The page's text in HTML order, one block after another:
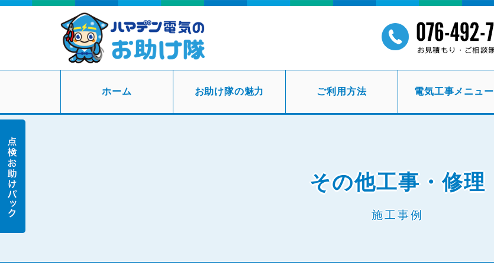
ホーム お助け隊の魅力 ご利用方法 電気工事メニュー
その他工事・修理
施工事例